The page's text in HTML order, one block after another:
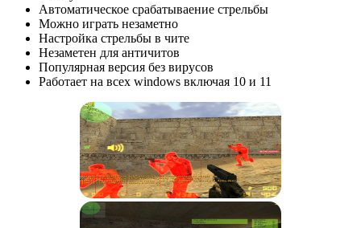
Автоматическое срабатываение стрельбы
Можно играть незаметно
Настройка стрельбы в чите
Незаметен для античитов
Популярная версия без вирусов
Работает на всех windows включая 10 и 11